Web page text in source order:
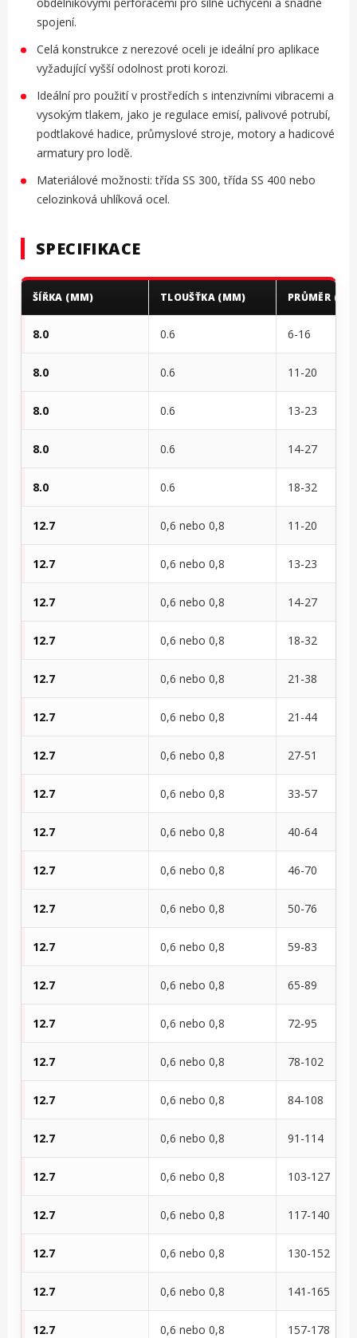
spojení.
Celá konstrukce z nerezové oceli je ideální pro aplikace
vyžadující vyšší odolnost proti korozi.
Ideální pro použití v prostředích s intenzivními vibracemi a
vysokým tlakem, jako je regulace emisí, palivové potrubí,
podtlakové hadice, průmyslové stroje, motory a hadicové
armatury pro lodě.
Materiálové možnosti: třída SS 300, třída SS 400 nebo
celozinková uhlíková ocel.
SPECIFIKACE
ŠÍŘKA (MM) TLOUŠŤKA (MM) PRŮMĚR
8.0 0.6 6-16
8.0 0.6 11-20
8.0 0.6 13-23
8.0 0.6 14-27
8.0 0.6 18-32
12.7 0,6 nebo 0,8 11-20
12.7 0,6 nebo 0,8 13-23
12.7 0,6 nebo 0,8 14-27
12.7 0,6 nebo 0,8 18-32
12.7 0,6 nebo 0,8 21-38
12.7 0,6 nebo 0,8 21-44
12.7 0,6 nebo 0,8 27-51
12.7 0,6 nebo 0,8 33-57
12.7 0,6 nebo 0,8 40-64
12.7 0,6 nebo 0,8 46-70
12.7 0,6 nebo 0,8 50-76
12.7 0,6 nebo 0,8 59-83
12.7 0,6 nebo 0,8 65-89
12.7 0,6 nebo 0,8 72-95
12.7 0,6 nebo 0,8 78-102
12.7 0,6 nebo 0,8 84-108
12.7 0,6 nebo 0,8 91-114
12.7 0,6 nebo 0,8 103-127
12.7 0,6 nebo 0,8 117-140
12.7 0,6 nebo 0,8 130-152
12.7 0,6 nebo 0,8 141-165
12.7 0,6 nebo 0,8 157-178